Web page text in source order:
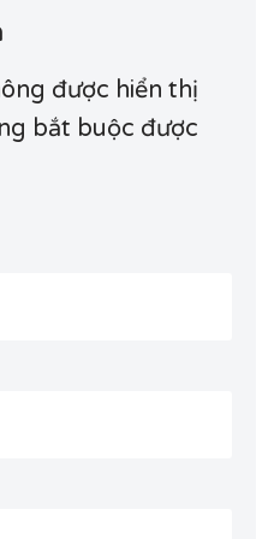
được hiển thị
bắt buộc được